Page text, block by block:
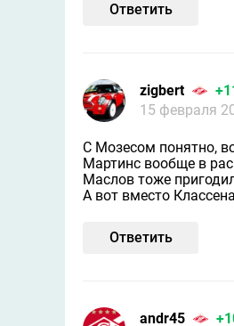
Ответить
zigbert
15 февраля
С Мозесом понятно,
Мартинс вообще в
Маслов тоже
А вот вместо
Ответить
andr45